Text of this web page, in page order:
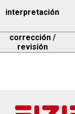
interpretación
corrección /
revisión